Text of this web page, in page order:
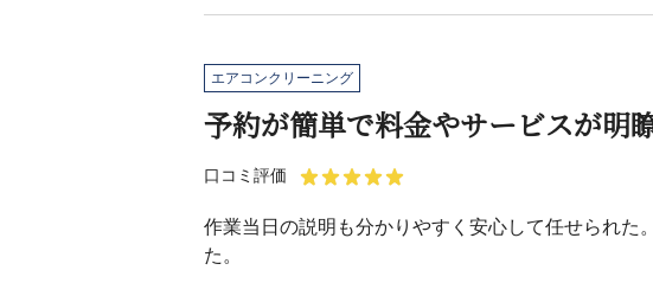
エアコンクリーニング
予約が簡単で料金やサービスが明
口コミ評価
作業当日の説明も分かりやすく安心して任せられた
た。